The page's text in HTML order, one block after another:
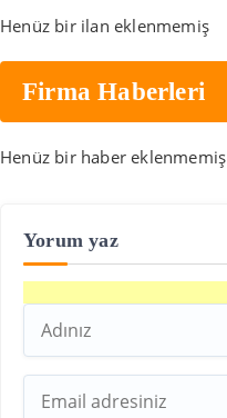
Henüz bir ilan eklenmemiş
Firma Haberleri
Henüz bir haber eklenmemiş
Yorum yaz